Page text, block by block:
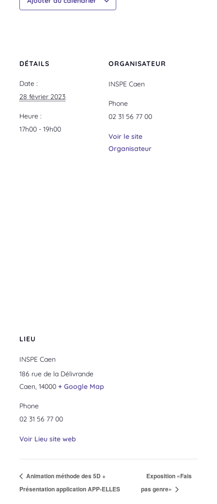
DÉTAILS
Date :
28 février 2023
Heure :
17h00 - 19h00
ORGANISATEUR
INSPE Caen
Phone
02 31 56 77 00
Voir le site
Organisateur
LIEU
INSPE Caen
186 rue de la Délivrande
Caen, 14000 + Google Map
Phone
02 31 56 77 00
Voir Lieu site web
Animation méthode des 5D +
Présentation application APP-ELLES
Exposition «Fais
pas genre»